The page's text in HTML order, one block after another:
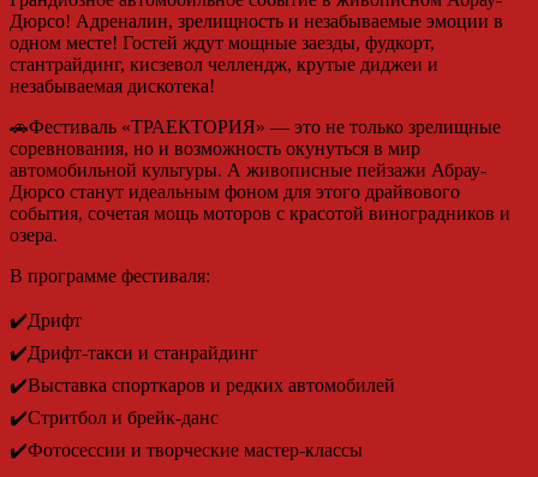
Дюрсо! Адреналин, зрелищность и незабываемые эмоции в
одном месте! Гостей ждут мощные заезды, фудкорт,
стантрайдинг, кисзевол челлендж, крутые диджеи и
незабываемая дискотека!
🚗Фестиваль «ТРАЕКТОРИЯ» — это не только зрелищные
соревнования, но и возможность окунуться в мир
автомобильной культуры. А живописные пейзажи Абрау-
Дюрсо станут идеальным фоном для этого драйвового
события, сочетая мощь моторов с красотой виноградников и
озера.
В программе фестиваля:
✔️Дрифт
✔️Дрифт-такси и станрайдинг
✔️Выставка спорткаров и редких автомобилей
✔️Стритбол и брейк-данс
✔️Фотосессии и творческие мастер-классы